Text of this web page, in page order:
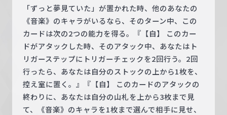
「ずっと夢見ていた」が置かれた時、他のあなたの
《音楽》のキャラがいるなら、そのターン中、この
カードは次の2つの能力を得る。『【自】 このカー
ドがアタックした時、そのアタック中、あなたはト
リガーステップにトリガーチェックを2回行う。2回
行ったら、あなたは自分のストックの上から1枚を、
控え室に置く。』『【自】 このカードのアタックの
終わりに、あなたは自分の山札を上から3枚まで見
て、《音楽》のキャラを1枚まで選んで相手に見せ、